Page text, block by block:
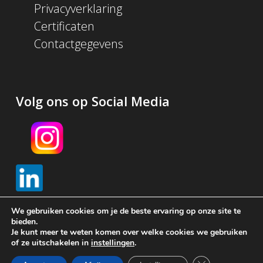
Privacyverklaring
Certificaten
Contactgegevens
Volg ons op Social Media
© 2026 Schijf Groep. Met gemaakt in Amsterdam door
We gebruiken cookies om je de beste ervaring op onze site te
bieden.
Je kunt meer te weten komen over welke cookies we gebruiken
of ze uitschakelen in instellingen.